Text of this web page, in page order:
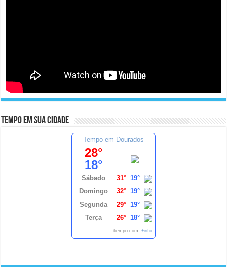
Tempo em sua cidade
Tempo em Dourados
28°
18°
Sábado 31° 19°
Domingo
32° 19°
Segunda
29° 19°
Terça
26° 18°
tiempo.com +info